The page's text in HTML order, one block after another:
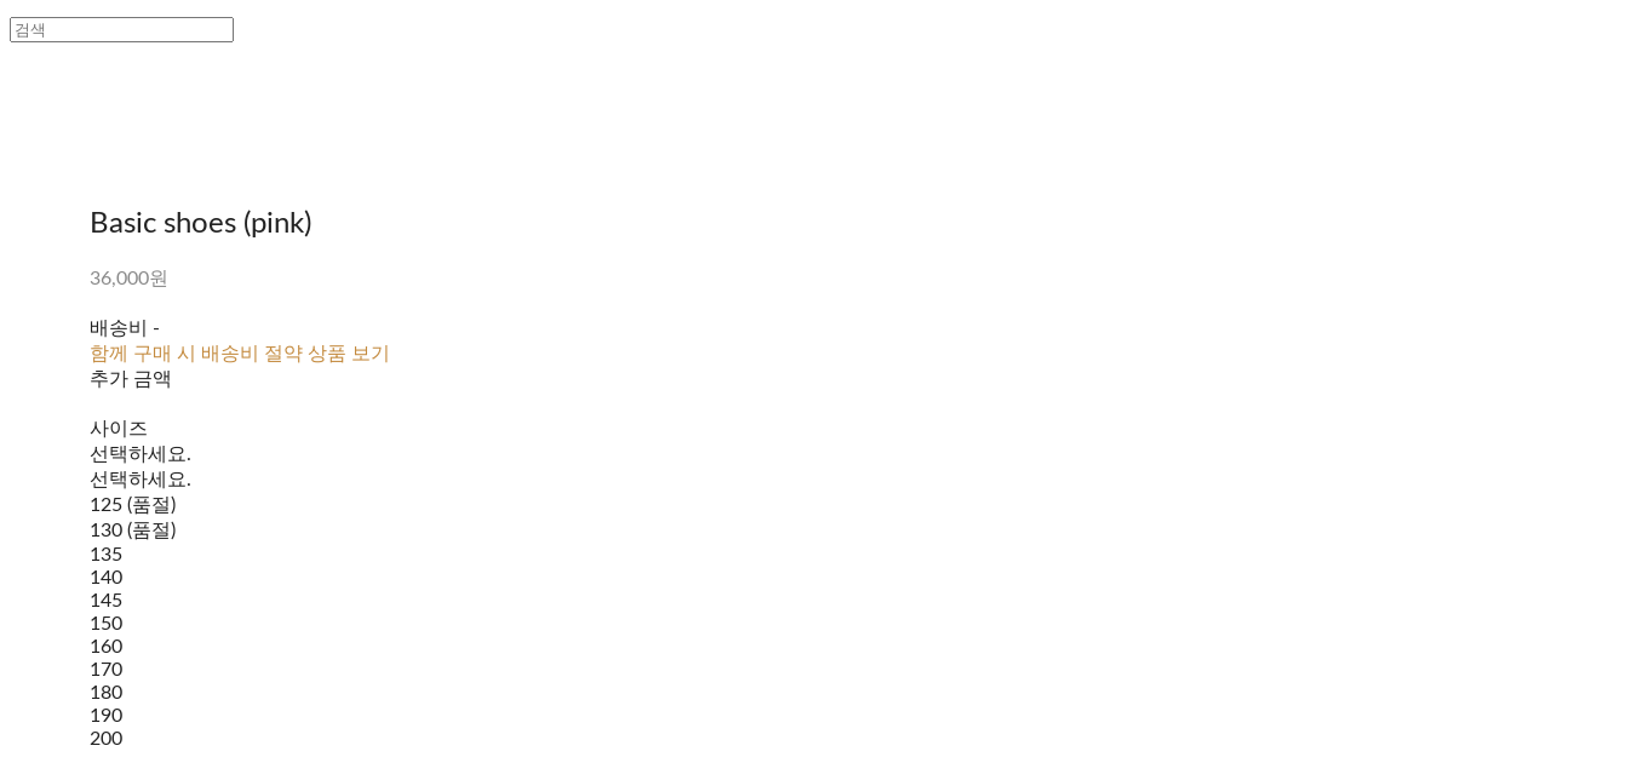
Basic shoes (pink)
36,000원
배송비 -
함께 구매 시 배송비 절약 상품 보기
추가 금액
사이즈
선택하세요.
선택하세요.
125 (품절)
130 (품절)
135
140
145
150
160
170
180
190
200